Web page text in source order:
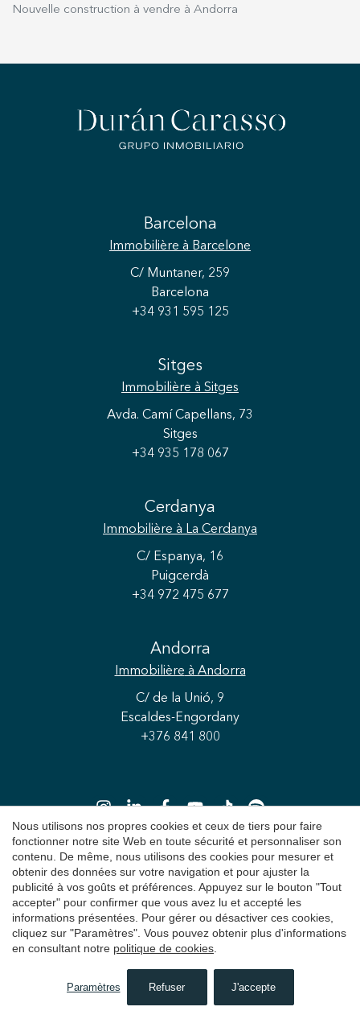
RECHERCHER
Nouvelle construction à vendre à Andorra
Barcelona
Immobilière à Barcelone
C/ Muntaner, 259
Barcelona
+34 931 595 125
Sitges
Immobilière à Sitges
Avda. Camí Capellans, 73
Sitges
+34 935 178 067
Cerdanya
Immobilière à La Cerdanya
C/ Espanya, 16
Puigcerdà
+34 972 475 677
Andorra
Immobilière à Andorra
C/ de la Unió, 9
Escaldes-Engordany
+376 841 800
Copyright 2026 © Durán Carasso
Avis juridique
Politique de Confidentialité
Nous utilisons nos propres cookies et ceux de tiers pour faire
fonctionner notre site Web en toute sécurité et personnaliser son
contenu. De même, nous utilisons des cookies pour mesurer et
obtenir des données sur votre navigation et pour ajuster la
publicité à vos goûts et préférences. Appuyez sur le bouton "Tout
accepter" pour confirmer que vous avez lu et accepté les
informations présentées. Pour gérer ou désactiver ces cookies,
cliquez sur "Paramètres". Vous pouvez obtenir plus d'informations
en consultant notre politique de cookies.
Paramètres Refuser J'accepte
Enregistrer les paramètres Tout accepter